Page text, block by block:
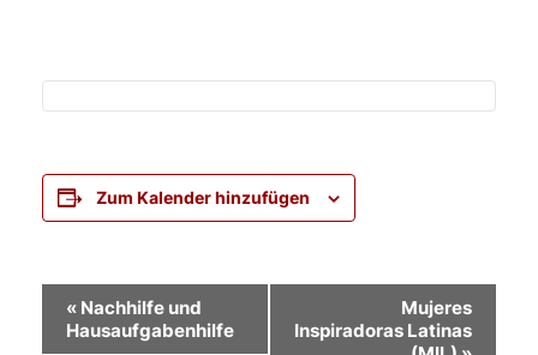
Zum Kalender hinzufügen
Veranstaltung-
Navigation
« Nachhilfe und
Hausaufgabenhilfe
Mujeres
Inspiradoras Latinas